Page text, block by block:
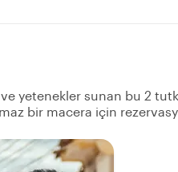
ve yetenekler sunan bu 2
bir macera için